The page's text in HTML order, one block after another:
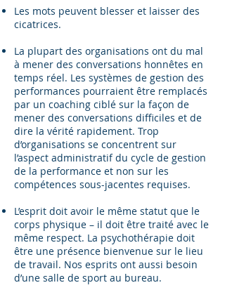
Les mots peuvent blesser et laisser des
cicatrices.
La plupart des organisations ont du mal
à mener des conversations honnêtes en
temps réel. Les systèmes de gestion des
performances pourraient être remplacés
par un coaching ciblé sur la façon de
mener des conversations difficiles et de
dire la vérité rapidement. Trop
d’organisations se concentrent sur
l’aspect administratif du cycle de gestion
de la performance et non sur les
compétences sous-jacentes requises.
L’esprit doit avoir le même statut que le
corps physique – il doit être traité avec le
même respect. La psychothérapie doit
être une présence bienvenue sur le lieu
de travail. Nos esprits ont aussi besoin
d’une salle de sport au bureau.